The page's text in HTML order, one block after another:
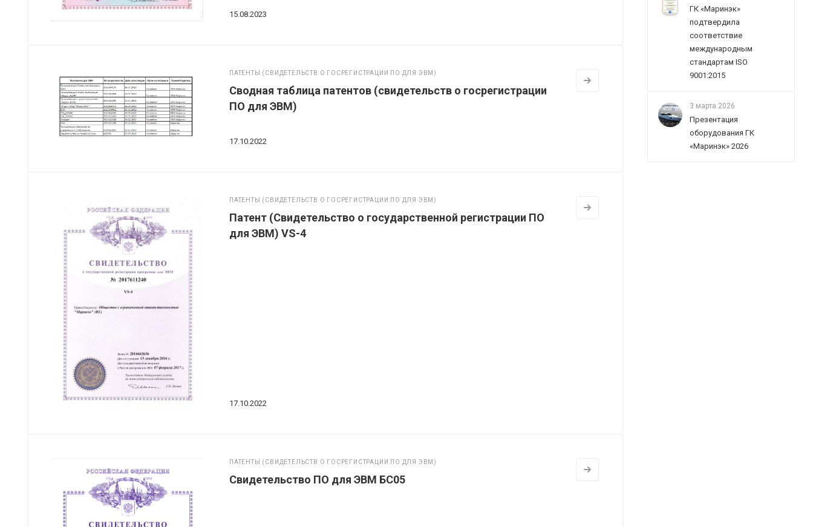
15.08.2023
ПАТЕНТЫ (СВИДЕТЕЛЬСТВ О ГОСРЕГИСТРАЦИИ ПО ДЛЯ ЭВМ)
17.10.2022
Сводная таблица патентов (свидетельств о госрегистрации
ПО для ЭВМ)
ПАТЕНТЫ (СВИДЕТЕЛЬСТВ О ГОСРЕГИСТРАЦИИ ПО ДЛЯ ЭВМ)
17.10.2022
Патент (Свидетельство о государственной регистрации ПО
для ЭВМ) VS-4
ПАТЕНТЫ (СВИДЕТЕЛЬСТВ О ГОСРЕГИСТРАЦИИ ПО ДЛЯ ЭВМ)
Свидетельство ПО для ЭВМ БС05
ГК «Маринэк»
подтвердила
соответствие
международным
стандартам ISO
9001:2015
3 марта 2026
Презентация
оборудования ГК
«Маринэк» 2026